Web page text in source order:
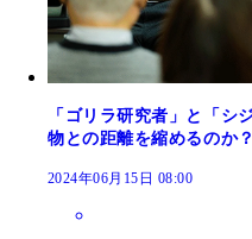
「ゴリラ研究者」と「シ
物との距離を縮めるのか？
2024年06月15日 08:00